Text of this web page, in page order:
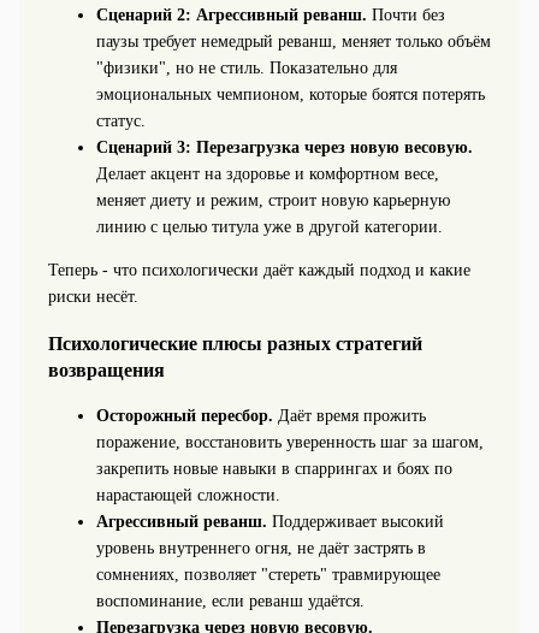
Сценарий 2: Агрессивный реванш. Почти без
паузы требует немедрый реванш, меняет только объём
"физики", но не стиль. Показательно для
эмоциональных чемпионом, которые боятся потерять
статус.
Сценарий 3: Перезагрузка через новую весовую.
Делает акцент на здоровье и комфортном весе,
меняет диету и режим, строит новую карьерную
линию с целью титула уже в другой категории.
Теперь - что психологически даёт каждый подход и какие
риски несёт.
Психологические плюсы разных стратегий
возвращения
Осторожный пересбор. Даёт время прожить
поражение, восстановить уверенность шаг за шагом,
закрепить новые навыки в спаррингах и боях по
нарастающей сложности.
Агрессивный реванш. Поддерживает высокий
уровень внутреннего огня, не даёт застрять в
сомнениях, позволяет "стереть" травмирующее
воспоминание, если реванш удаётся.
Перезагрузка через новую весовую.